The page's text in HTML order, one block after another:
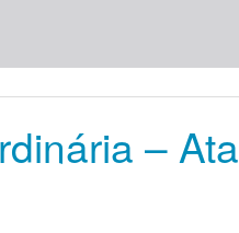
– Ata